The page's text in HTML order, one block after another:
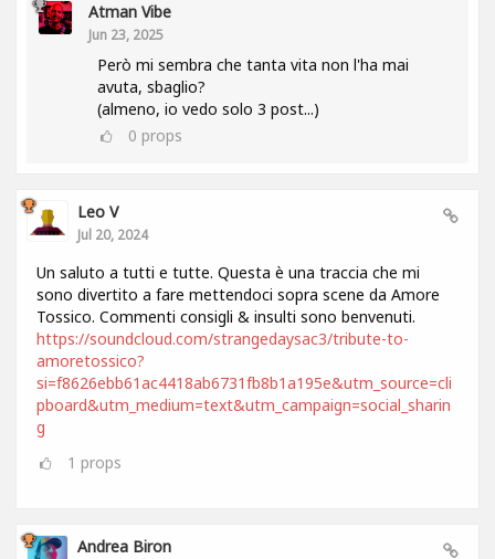
Atman Vibe
Jun 23, 2025
Però mi sembra che tanta vita non l'ha mai
avuta, sbaglio?
(almeno, io vedo solo 3 post...)
0 props
Leo V
Jul 20, 2024
Un saluto a tutti e tutte. Questa è una traccia che mi
sono divertito a fare mettendoci sopra scene da Amore
Tossico. Commenti consigli & insulti sono benvenuti.
https://soundcloud.com/strangedaysac3/tribute-to-
amoretossico?
si=f8626ebb61ac4418ab6731fb8b1a195e&utm_source=cli
pboard&utm_medium=text&utm_campaign=social_sharin
g
1 props
Andrea Biron